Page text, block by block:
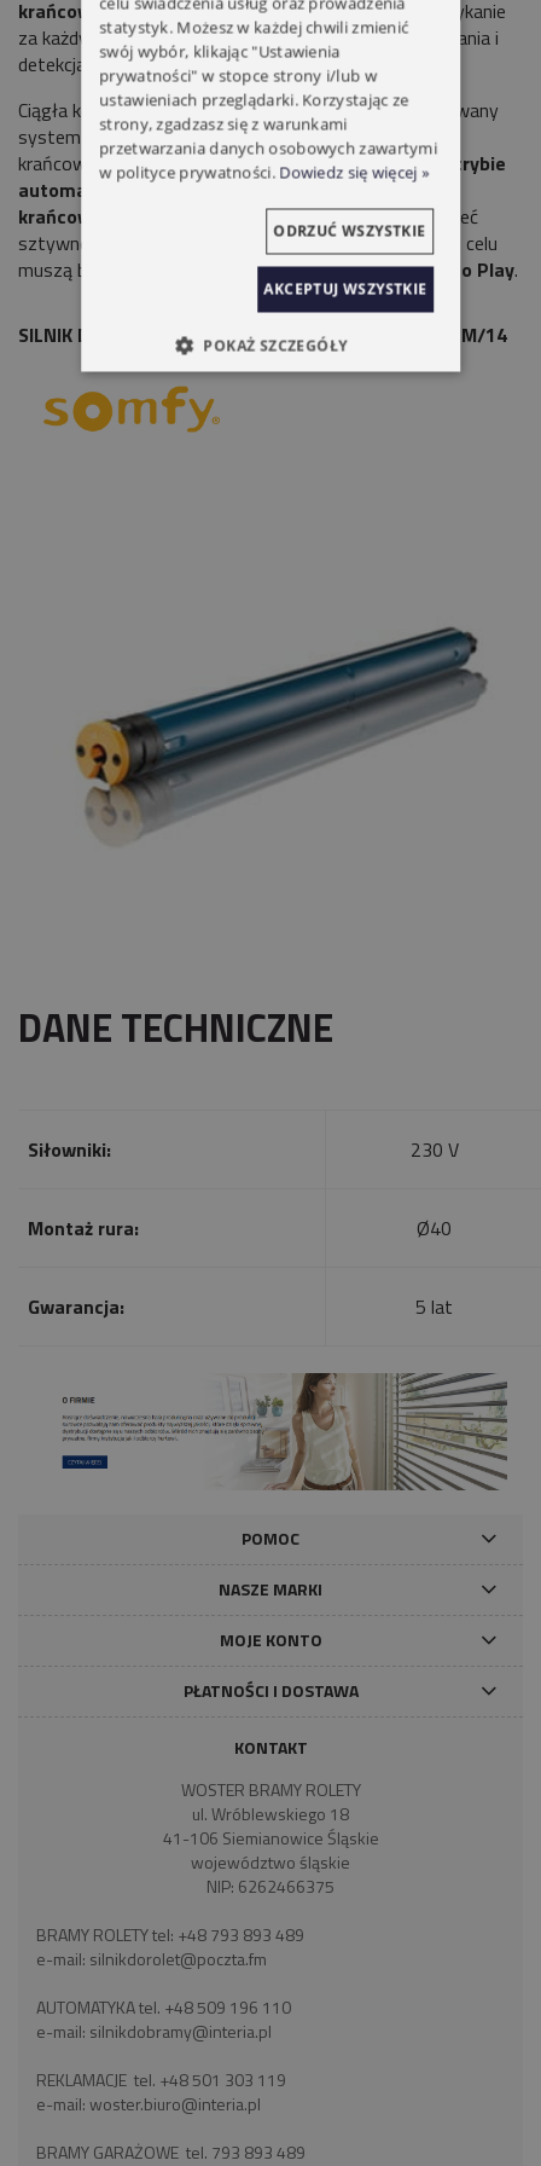
krańcowychgwarantuje perfekcyjne otwieranie i zamykanie
za każdym razem.Detekcja przeszkód podczas zamykania i
detekcja oblodzenia w trybie otwierania.
Ciągła kontrola momentu obrotowego przez zintegrowany
system elektroniczny. Automatyczna korekta położeń
krańcowych.Ważna informacja dotycząca pracy w trybie
automatycznym(elektronika kontroluje położenia
krańcowe)
- pancerz rolety musi mieć
sztywne i stabilne połączenie z rurą nawojową. W tym celu
muszą być zastosowane uchwyty blokujące np.Lock to Play.
SILNIK DO ROLET SOMFY ILMO 40 WT DETEKCJA 9NM/14
DANE TECHNICZNE
Siłowniki: 230 V
Montaż rura: Ø40
Gwarancja: 5 lat
POMOC
NASZE MARKI
MOJE KONTO
PŁATNOŚCI I DOSTAWA
KONTAKT
WOSTER BRAMY ROLETY
ul. Wróblewskiego 18
41-106 Siemianowice Śląskie
województwo śląskie
NIP: 6262466375
BRAMY ROLETY tel: +48 793 893 489
e-mail: silnikdorolet@poczta.fm
AUTOMATYKA tel. +48 509 196 110
e-mail: silnikdobramy@interia.pl
REKLAMACJE tel. +48 501 303 119
e-mail:woster.biuro@interia.pl
BRAMY GARAŻOWE tel. 793 893 489
statystyk. Możesz w każdej chwili zmienić
swój wybór, klikając "Ustawienia
prywatności" w stopce strony i/lub w
ustawieniach przeglądarki. Korzystając ze
strony, zgadzasz się z warunkami
przetwarzania danych osobowych zawartymi
w polityce prywatności. Dowiedz się więcej »
AKCEPTUJ WSZYSTKIE
ODRZUĆ WSZYSTKIE
POKAŻ SZCZEGÓŁY